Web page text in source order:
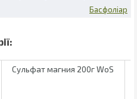
Басфоліар
Сульфат магния 200г WoS